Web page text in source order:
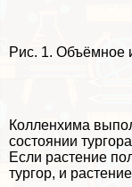
Рис. 1. Объёмное
Колленхима
состоянии
Если растение
тургор, и